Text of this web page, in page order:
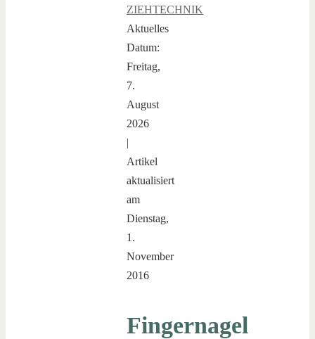
ZIEHTECHNIK
Aktuelles
Datum:
Freitag,
7.
August
2026
|
Artikel
aktualisiert
am
Dienstag,
1.
November
2016
Fingernagel